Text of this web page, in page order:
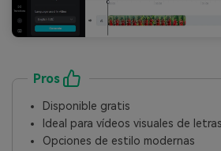
Pros
Disponible gratis
Ideal para vídeos visuales de letras
Opciones de estilo modernas